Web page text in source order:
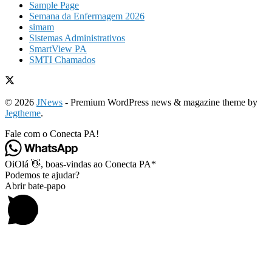
Sample Page
Semana da Enfermagem 2026
simam
Sistemas Administrativos
SmartView PA
SMTI Chamados
© 2026 JNews - Premium WordPress news & magazine theme by
Jegtheme.
Fale com o Conecta PA!
OiOlá 👋, boas-vindas ao Conecta PA*
Podemos te ajudar?
Abrir bate-papo